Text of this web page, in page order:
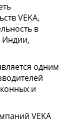
VEKA,
в
Индии,
одним
и
VEKA